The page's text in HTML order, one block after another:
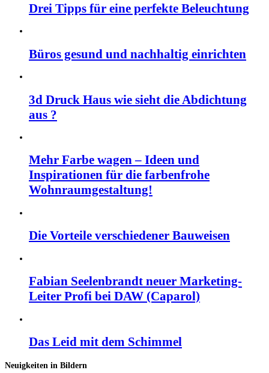
Drei Tipps für eine perfekte Beleuchtung
Büros gesund und nachhaltig einrichten
3d Druck Haus wie sieht die Abdichtung
aus ?
Mehr Farbe wagen – Ideen und
Inspirationen für die farbenfrohe
Wohnraumgestaltung!
Die Vorteile verschiedener Bauweisen
Fabian Seelenbrandt neuer Marketing-
Leiter Profi bei DAW (Caparol)
Das Leid mit dem Schimmel
Neuigkeiten in Bildern